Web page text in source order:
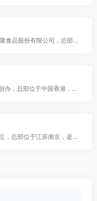
沃隆始创于2012年，隶属于青岛沃隆食品股份有限公司，总部山东青岛，是国内每日坚果品类开创者、国民高端坚果零食龙头，主营混合坚果、单品坚果、果干及坚果烘焙食品。
六福珠宝始创于1991年，由黄伟常创办，总部位于中国香港，是国际知名黄金珠宝品牌，主营黄铂金首饰、钻石、玉器、珠宝首饰及钟表等产品，兼具零售、批发、商标授权等多元业务。
千百度始创于1995年，由陈先生创立，总部位于江苏南京，是国民知名鞋履品牌，主营男女鞋、童鞋、手袋等产品，兼具多元业务，是国内中高档鞋履行业龙头品牌。